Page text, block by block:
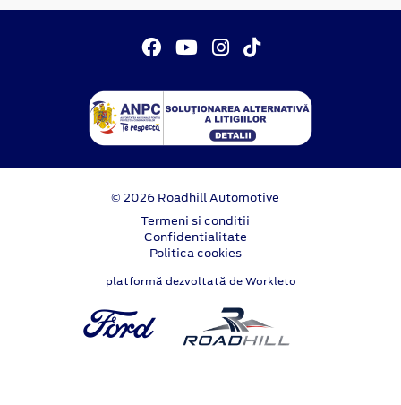
© 2026 Roadhill Automotive
Termeni si conditii
Confidentialitate
Politica cookies
platformă dezvoltată de Workleto